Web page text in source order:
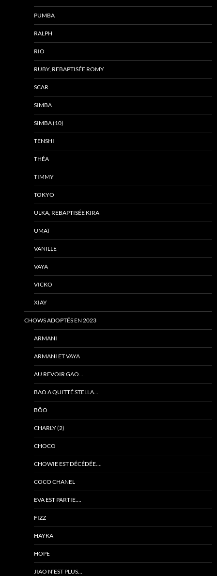
PUMBA
RALPH
RIO
RUBY, REBAPTISÉE ROMY
SCAR
SIMBA
SIMBA (10)
TENSHI
THÉA
TIMMY
TOKYO
ULKA, REBAPTISÉE KIRA
UMAÏ
VANILLE
VAYA
VICKO
XIAY
CHOWS ADOPTÉS EN 2023
ARMANI
ARMANI ET VAYA
AU REVOIR GAO…
BAO A QUITTÉ STELLA…
BÔO
CHARLY (2)
CHOCO
CHOWIE EST DÉCÉDÉE….
COCO CHANEL
EVA EST PARTIE….
FIZZ
HAYKA
HOPE
JIAO N’EST PLUS…